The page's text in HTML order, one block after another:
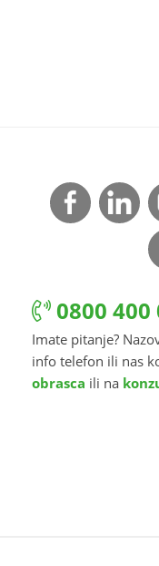
0800 400
Imate pitanje?
info telefon ili nas
obrasca ili na